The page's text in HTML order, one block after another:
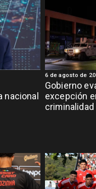
nacional
Gobierno
excepción
criminalidad
6 de agosto de